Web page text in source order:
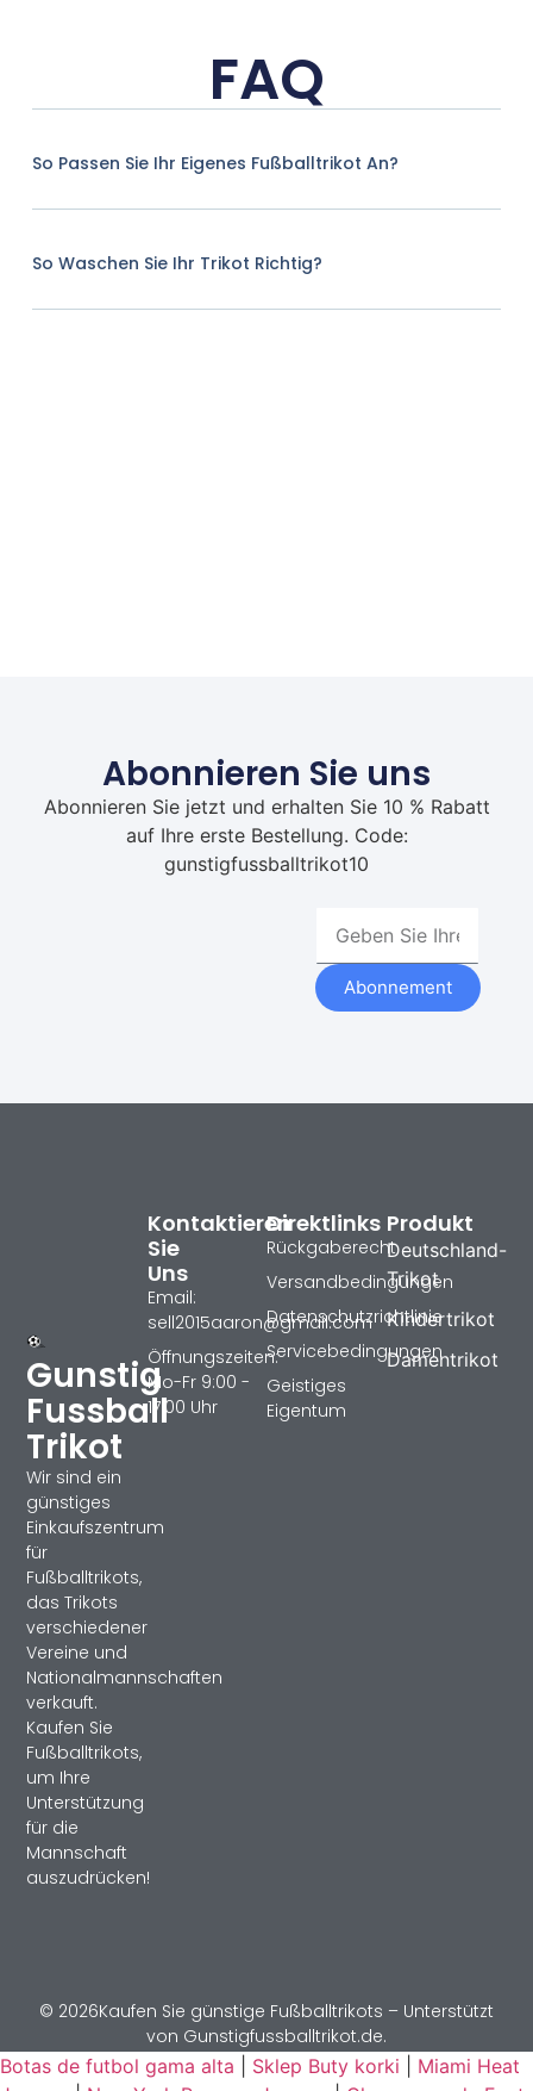
FAQ
So Passen Sie Ihr Eigenes Fußballtrikot An?
So Waschen Sie Ihr Trikot Richtig?
Abonnieren Sie uns
Abonnieren Sie jetzt und erhalten Sie 10 % Rabatt
auf Ihre erste Bestellung. Code:
gunstigfussballtrikot10
Abonnement
Gunstig
Fussball
Trikot
Wir sind ein
günstiges
Einkaufszentrum
für
Fußballtrikots,
das Trikots
verschiedener
Vereine und
Nationalmannschaften
verkauft.
Kaufen Sie
Fußballtrikots,
um Ihre
Unterstützung
für die
Mannschaft
auszudrücken!
Produkt
Deutschland-
Trikot
Kindertrikot
Damentrikot
Direktlinks
Rückgaberecht
Versandbedingungen
Datenschutzrichtlinie
Servicebedingungen
Geistiges
Eigentum
Kontaktieren
Sie
Uns
Email:
sell2015aaron@gmail.com
Öffnungszeiten:
Mo-Fr 9:00 -
17:00 Uhr
© 2026Kaufen Sie günstige Fußballtrikots – Unterstützt
von Gunstigfussballtrikot.de.
Botas de futbol gama alta
Sklep Buty korki
Miami Heat